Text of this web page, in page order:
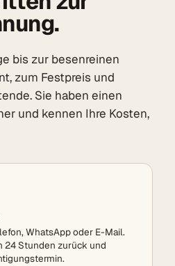
bis zur besenreinen
zum Festpreis und
Sie haben einen
und kennen Ihre Kosten,
WhatsApp oder E-Mail.
24 Stunden zurück und